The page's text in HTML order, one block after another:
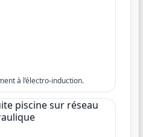
à l’électro-induction.